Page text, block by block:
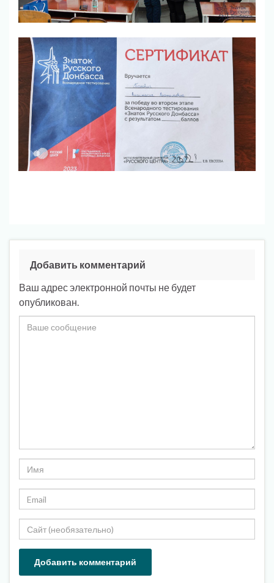
Добавить комментарий
Ваш адрес электронной почты не будет
опубликован.